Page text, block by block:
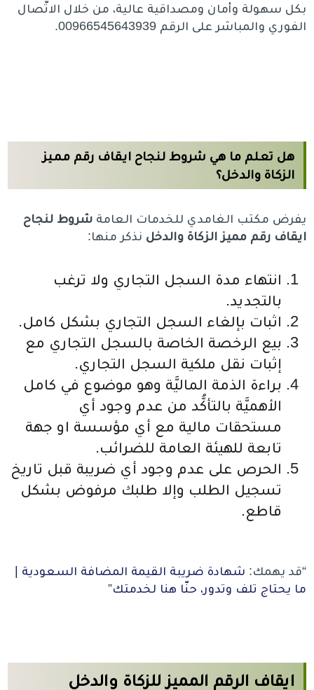
بكل سهولة وأمان ومصداقية عالية، من خلال الاتَّصال
الفوري والمباشر على الرقم 00966545643939.
هل تعلم ما هي شروط لنجاح ايقاف رقم مميز
الزكاة والدخل؟
يفرض مكتب الغامدي للخدمات العامة شروط لنجاح
ايقاف رقم مميز الزكاة والدخل نذكر منها:
انتهاء مدة السجل التجاري ولا ترغب
بالتجديد.
اثبات بإلغاء السجل التجاري بشكل كامل.
بيع الرخصة الخاصة بالسجل التجاري مع
إثبات نقل ملكية السجل التجاري.
براءة الذمة الماليَّة وهو موضوع في كامل
الأهميَّة بالتأكُّد من عدم وجود أي
مستحقات مالية مع أي مؤسسة او جهة
تابعة للهيئة العامة للضرائب.
الحرص على عدم وجود أي ضريبة قبل تاريخ
تسجيل الطلب وإلا طلبك مرفوض بشكل
قاطع.
“قد يهمك: شهادة ضريبة القيمة المضافة السعودية |
ما يحتاج تلف وتدور، حنّا هنا لخدمتك”
ايقاف الرقم المميز للزكاة والدخل